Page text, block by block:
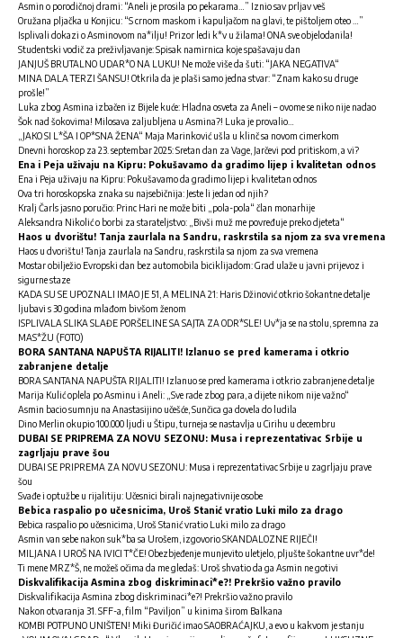
Asmin o porodičnoj drami: “Aneli je prosila po pekarama…” Iznio sav prljav veš
Oružana pljačka u Konjicu: “S crnom maskom i kapuljačom na glavi, te pištoljem oteo …”
Isplivali dokazi o Asminovom na*ilju! Prizor ledi k*v u žilama! ONA sve objelodanila!
Studentski vodič za preživljavanje: Spisak namirnica koje spašavaju dan
JANJUŠ BRUTALNO UDAR*O NA LUKU! Ne može više da šuti: “JAKA NEGATIVA“
MINA DALA TERZI ŠANSU! Otkrila da je plaši samo jedna stvar: “Znam kako su druge
prošle!”
Luka zbog Asmina izbačen iz Bijele kuće: Hladna osveta za Aneli – ovome se niko nije nadao
Šok nad šokovima! Milosava zaljubljena u Asmina?! Luka je provalio…
„JAKO SI L*ŠA I OP*SNA ŽENA“ Maja Marinković ušla u klinč sa novom cimerkom
Dnevni horoskop za 23. septembar 2025: Sretan dan za Vage, Jarčevi pod pritiskom, a vi?
Ena i Peja uživaju na Kipru: Pokušavamo da gradimo lijep i kvalitetan odnos
Ena i Peja uživaju na Kipru: Pokušavamo da gradimo lijep i kvalitetan odnos
Ova tri horoskopska znaka su najsebičnija: Jeste li jedan od njih?
Kralj Čarls jasno poručio: Princ Hari ne može biti „pola-pola“ član monarhije
Aleksandra Nikolić o borbi za starateljstvo: „Bivši muž me povređuje preko djeteta“
Haos u dvorištu! Tanja zaurlala na Sandru, raskrstila sa njom za sva vremena
Haos u dvorištu! Tanja zaurlala na Sandru, raskrstila sa njom za sva vremena
Mostar obilježio Evropski dan bez automobila biciklijadom: Grad ulaže u javni prijevoz i
sigurne staze
KADA SU SE UPOZNALI IMAO JE 51, A MELINA 21: Haris Džinović otkrio šokantne detalje
ljubavi s 30 godina mlađom bivšom ženom
ISPLIVALA SLIKA SLAĐE PORŠELINE SA SAJTA ZA ODR*SLE! Uv*ja se na stolu, spremna za
MAS*ŽU (FOTO)
BORA SANTANA NAPUŠTA RIJALITI! Izlanuo se pred kamerama i otkrio
zabranjene detalje
BORA SANTANA NAPUŠTA RIJALITI! Izlanuo se pred kamerama i otkrio zabranjene detalje
Marija Kulić oplela po Asminu i Aneli: „Sve rade zbog para, a dijete nikom nije važno“
Asmin bacio sumnju na Anastasijino učešće, Sunčica ga dovela do ludila
Dino Merlin okupio 100.000 ljudi u Štipu, turneja se nastavlja u Cirihu u decembru
DUBAI SE PRIPREMA ZA NOVU SEZONU: Musa i reprezentativac Srbije u
zagrljaju prave šou
DUBAI SE PRIPREMA ZA NOVU SEZONU: Musa i reprezentativac Srbije u zagrljaju prave
šou
Svađe i optužbe u rijalitiju: Učesnici birali najnegativnije osobe
Bebica raspalio po učesnicima, Uroš Stanić vratio Luki milo za drago
Bebica raspalio po učesnicima, Uroš Stanić vratio Luki milo za drago
Asmin van sebe nakon suk*ba sa Urošem, izgovorio SKANDALOZNE RIJEČI!
MILJANA I UROŠ NA IVICI T*ČE! Obezbjeđenje munjevito uletjelo, pljušte šokantne uvr*de!
Ti mene MRZ*Š, ne možeš očima da me gledaš: Uroš shvatio da ga Asmin ne gotivi
Diskvalifikacija Asmina zbog diskriminaci*e?! Prekršio važno pravilo
Diskvalifikacija Asmina zbog diskriminaci*e?! Prekršio važno pravilo
Nakon otvaranja 31. SFF-a, film “Paviljon” u kinima širom Balkana
KOMBI POTPUNO UNIŠTEN! Miki Đuričić imao SAOBRAĆAJKU, a evo u kakvom je stanju